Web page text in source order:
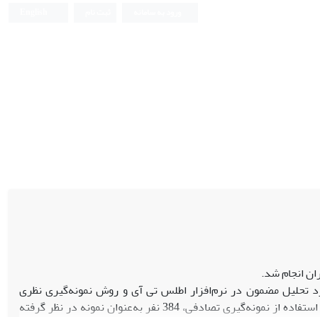
انجام شد.
مضمون در نرم‌افزار اطلس تی آی و روش نمونه‌گیری نظری
استفاده‌شده است. در مرحله کمی، راهبرد پیمایش و همبستگی در پیش‌گرفته شد و با استفاده از نمونه‌گیری تصادفی، 384 نفر به‌عنوان نمونه در نظر گرفته